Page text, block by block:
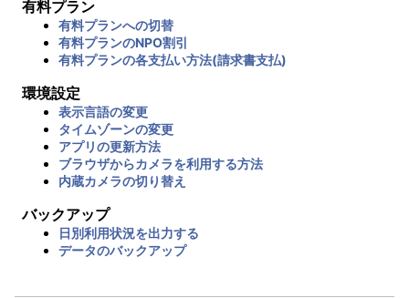
有料プラン
有料プランへの切替
有料プランのNPO割引
有料プランの各支払い方法(請求書支払)
環境設定
表示言語の変更
タイムゾーンの変更
アプリの更新方法
ブラウザからカメラを利用する方法
内蔵カメラの切り替え
バックアップ
日別利用状況を出力する
データのバックアップ